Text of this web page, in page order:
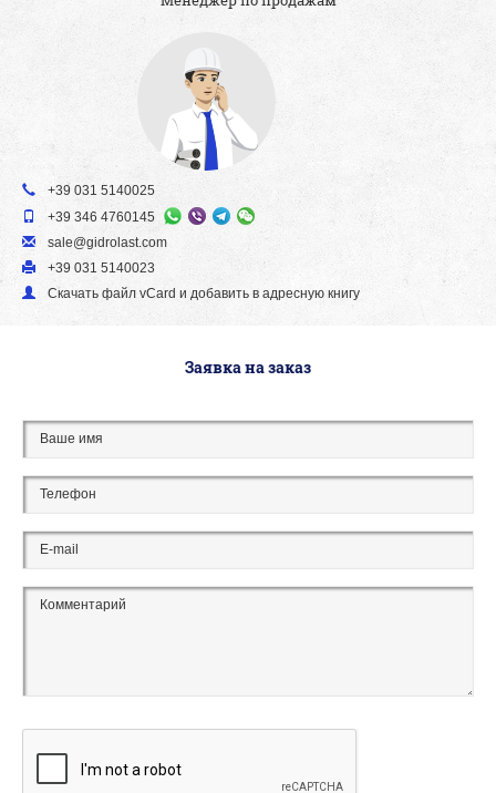
+39 031 5140025
+39 346 4760145
sale@gidrolast.com
+39 031 5140023
Скачать файл vСard и добавить в адресную книгу
Заявка на заказ